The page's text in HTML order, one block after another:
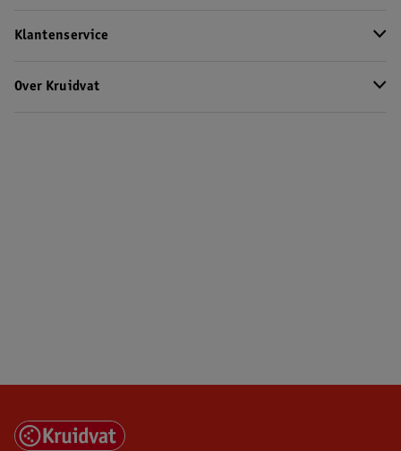
Klantenservice
Over Kruidvat